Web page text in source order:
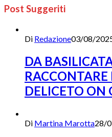
Post Suggeriti
Di Redazione03/08/
DA
DELICETO ON
Di Martina Marotta28/